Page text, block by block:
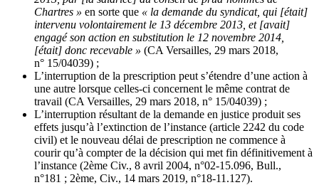
Chartres » en sorte que « la demande du syndicat, qui [était]
intervenu volontairement le 13 décembre 2013, et [avait]
engagé son action en substitution le 12 novembre 2014,
[était] donc recevable » (CA Versailles, 29 mars 2018,
n° 15/04039) ;
L’interruption de la prescription peut s’étendre d’une action à
une autre lorsque celles-ci concernent le même contrat de
travail (CA Versailles, 29 mars 2018, n° 15/04039) ;
L’interruption résultant de la demande en justice produit ses
effets jusqu’à l’extinction de l’instance (article 2242 du code
civil) et le nouveau délai de prescription ne commence à
courir qu’à compter de la décision qui met fin définitivement à
l’instance (2ème Civ., 8 avril 2004, n°02-15.096, Bull.,
n°181 ; 2ème, Civ., 14 mars 2019, n°18-11.127).